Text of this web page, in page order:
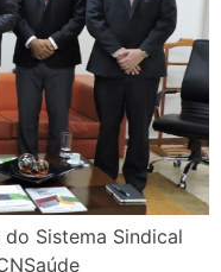
Sistema Sindical